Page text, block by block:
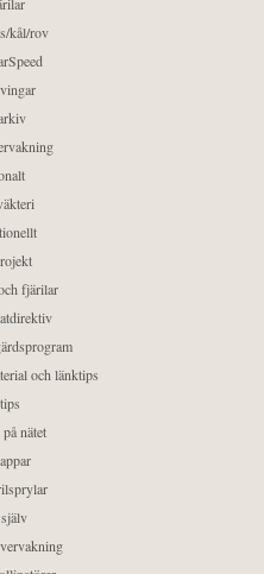
kål/rov
fjärilar
och länktips
nätet